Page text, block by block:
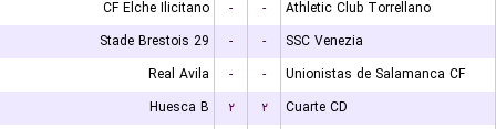
CF Elche Ilicitano
- -
Athletic Club Torrellano
Stade Brestois 29
- -
SSC Venezia
Real Avila
- -
Unionistas de Salamanca CF
Huesca B
۲ ۲
Cuarte CD